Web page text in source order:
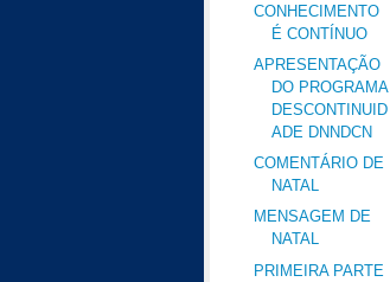
CONHECIMENTO
É CONTÍNUO
APRESENTAÇÃO
DO PROGRAMA
DESCONTINUID
ADE DNNDCN
COMENTÁRIO DE
NATAL
MENSAGEM DE
NATAL
PRIMEIRA PARTE